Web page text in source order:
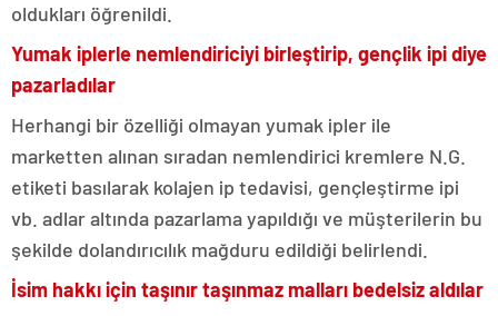
oldukları öğrenildi.
Yumak iplerle nemlendiriciyi birleştirip, gençlik ipi diye
pazarladılar
Herhangi bir özelliği olmayan yumak ipler ile
marketten alınan sıradan nemlendirici kremlere N.G.
etiketi basılarak kolajen ip tedavisi, gençleştirme ipi
vb. adlar altında pazarlama yapıldığı ve müşterilerin bu
şekilde dolandırıcılık mağduru edildiği belirlendi.
İsim hakkı için taşınır taşınmaz malları bedelsiz aldılar